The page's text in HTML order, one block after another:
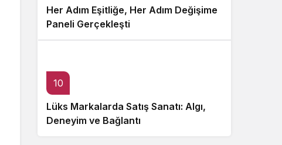
Her Adım Eşitliğe, Her Adım Değişime
Paneli Gerçekleşti
10
Lüks Markalarda Satış Sanatı: Algı,
Deneyim ve Bağlantı